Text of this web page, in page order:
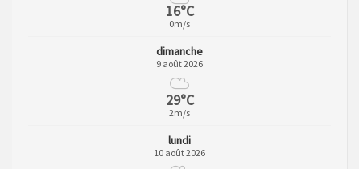
16°C
0m/s
dimanche
9 août 2026
29°C
2m/s
lundi
10 août 2026